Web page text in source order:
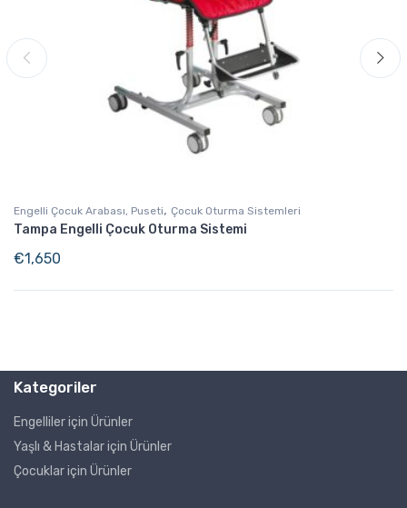
Engelli Çocuk Arabası, Puseti, Çocuk Oturma Sistemleri
Tampa Engelli Çocuk Oturma Sistemi
€1,650
Kategoriler
Engelliler için Ürünler
Yaşlı & Hastalar için Ürünler
Çocuklar için Ürünler